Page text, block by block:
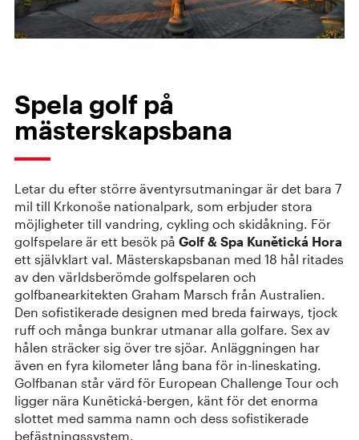
Spela golf på
mästerskapsbana
Letar du efter större äventyrsutmaningar är det bara 7
mil till Krkonoše nationalpark, som erbjuder stora
möjligheter till vandring, cykling och skidåkning. För
golfspelare är ett besök på Golf & Spa Kunětická Hora
ett självklart val. Mästerskapsbanan med 18 hål ritades
av den världsberömde golfspelaren och
golfbanearkitekten Graham Marsch från Australien.
Den sofistikerade designen med breda fairways, tjock
ruff och många bunkrar utmanar alla golfare. Sex av
hålen sträcker sig över tre sjöar. Anläggningen har
även en fyra kilometer lång bana för in-lineskating.
Golfbanan står värd för European Challenge Tour och
ligger nära Kunětická-bergen, känt för det enorma
slottet med samma namn och dess sofistikerade
befästningssystem.